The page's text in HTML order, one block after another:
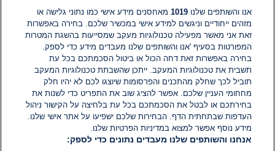
קריאה:
2
דקות.
מונדיאל 2026
חולה על קאנטרי: הארי קיין משגע את
האנגלים מחוץ למגרש
זמן
קריאה:
2
דקות.
21 ביוני 2026
אנו והשותפים שלנו1019 מאחסנים מידע אישי כמו נתוני גלישה או
מזהים ייחודיים וניגשים למידע אישי במכשיר שלכם. בחירה באפשרות
זאת אני מאשר מפעילה טכנולוגיות מעקב שמסייעות בהשגת המטרות
המפורטות בסעיף 'אנו והשותפים שלנו מעבדים מידע כדי לספק.
בחירה באפשרות זאת דחה הכול או ביטול הסכמתכם בכל עת
תשבית את טכנולוגיות המעקב. ייתכן שהשבתת טכנולוגיות המעקב
תוביל לכך שחלק מהתכנים והפרסומות שיוצגו לכם לא יהיו חלק
מחחומי העניין שלכם. אפשר להציג שוב את התפריט כדי לשנות את
בחירתכם או לבטל את הסכמתכם בכל עת בלחיצה על הקישור ניהול
העדפות שבתחתית הדף. הבחירות שלכם ישפיעו על אתר אישי שלנו.
מידע נוסף אפשר למצוא במדיניות הפרטיות שלנו.
אנחנו והשותפים שלנו מעבדים נתונים כדי לספק: